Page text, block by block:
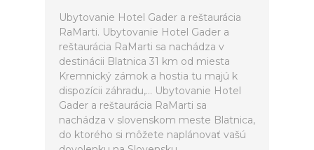
Ubytovanie Hotel Gader a reštaurácia
RaMarti. Ubytovanie Hotel Gader a
reštaurácia RaMarti sa nachádza v
destinácii Blatnica 31 km od miesta
Kremnický zámok a hostia tu majú k
dispozícii záhradu,... Ubytovanie Hotel
Gader a reštaurácia RaMarti sa
nachádza v slovenskom meste Blatnica,
do ktorého si môžete naplánovať vašú